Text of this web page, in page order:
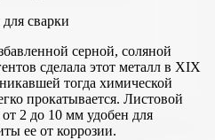
сварки
серной, соляной
сделала этот металл в XIX
тогда химической
прокатывается. Листовой
2 до 10 мм удобен для
ее от коррозии.